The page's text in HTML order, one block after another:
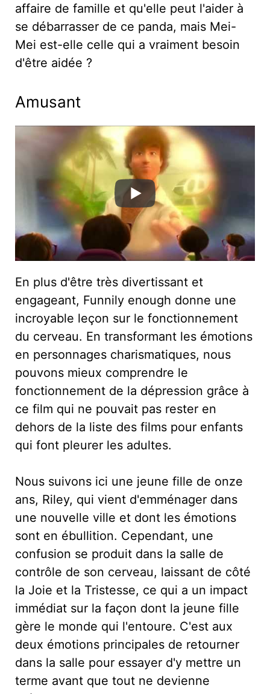
affaire de famille et qu'elle peut l'aider à
se débarrasser de ce panda, mais Mei-
Mei est-elle celle qui a vraiment besoin
d'être aidée ?
Amusant
En plus d'être très divertissant et
engageant, Funnily enough donne une
incroyable leçon sur le fonctionnement
du cerveau. En transformant les émotions
en personnages charismatiques, nous
pouvons mieux comprendre le
fonctionnement de la dépression grâce à
ce film qui ne pouvait pas rester en
dehors de la liste des films pour enfants
qui font pleurer les adultes.
Nous suivons ici une jeune fille de onze
ans, Riley, qui vient d'emménager dans
une nouvelle ville et dont les émotions
sont en ébullition. Cependant, une
confusion se produit dans la salle de
contrôle de son cerveau, laissant de côté
la Joie et la Tristesse, ce qui a un impact
immédiat sur la façon dont la jeune fille
gère le monde qui l'entoure. C'est aux
deux émotions principales de retourner
dans la salle pour essayer d'y mettre un
terme avant que tout ne devienne